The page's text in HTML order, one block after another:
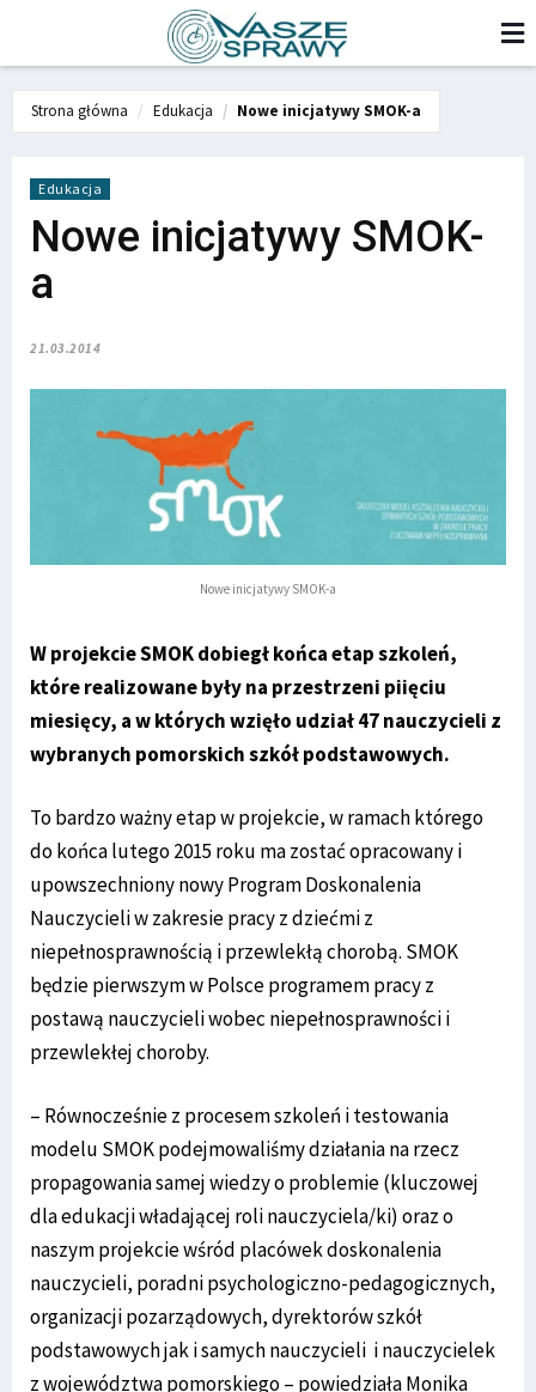
Strona główna Edukacja Nowe inicjatywy SMOK-a
Edukacja
Nowe inicjatywy SMOK-
a
21.03.2014
Nowe inicjatywy SMOK-a
W projekcie SMOK dobiegł końca etap szkoleń,
które realizowane były na przestrzeni piięciu
miesięcy, a w których wzięło udział 47 nauczycieli z
wybranych pomorskich szkół podstawowych.
To bardzo ważny etap w projekcie, w ramach którego
do końca lutego 2015 roku ma zostać opracowany i
upowszechniony nowy Program Doskonalenia
Nauczycieli w zakresie pracy z dziećmi z
niepełnosprawnością i przewlekłą chorobą. SMOK
będzie pierwszym w Polsce programem pracy z
postawą nauczycieli wobec niepełnosprawności i
przewlekłej choroby.
– Równocześnie z procesem szkoleń i testowania
modelu SMOK podejmowaliśmy działania na rzecz
propagowania samej wiedzy o problemie (kluczowej
dla edukacji władającej roli nauczyciela/ki) oraz o
naszym projekcie wśród placówek doskonalenia
nauczycieli, poradni psychologiczno-pedagogicznych,
organizacji pozarządowych, dyrektorów szkół
podstawowych jak i samych nauczycieli i nauczycielek
z województwa pomorskiego – powiedziała Monika